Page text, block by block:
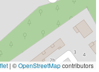
| ©OpenStreetMapcontributors